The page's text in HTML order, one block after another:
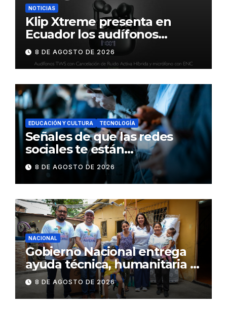
NOTICIAS
Klip Xtreme presenta en
Ecuador los audífonos
DynaBuds con sonido
inteligente y control táctil
8 DE AGOSTO DE 2026
EDUCACIÓN Y CULTURA TECNOLOGÍA
Señales de que las redes
sociales te están
consumiendo
8 DE AGOSTO DE 2026
NACIONAL
Gobierno Nacional entrega
ayuda técnica, humanitaria y
Bono Joaquín Gallegos Lara a
familia en situación de
vulnerabilidad
8 DE AGOSTO DE 2026